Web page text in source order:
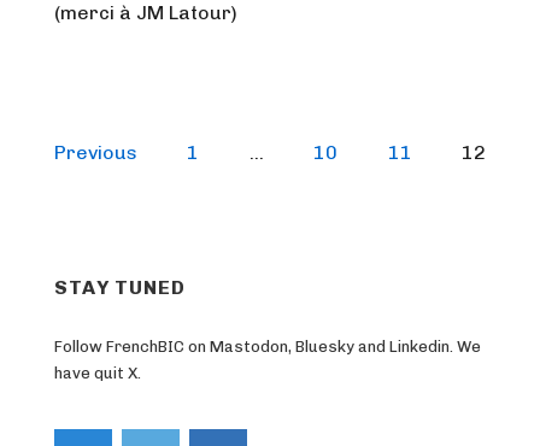
(merci à JM Latour)
Posts
Previous 1 … 10 11 12
STAY TUNED
Follow FrenchBIC on Mastodon, Bluesky and Linkedin. We
have quit X.